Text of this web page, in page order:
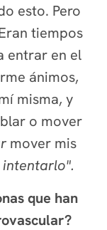
esto. Pero
tiempos
entrar en el
ánimos,
misma, y
o mover
mover mis
intentarlo".
que han